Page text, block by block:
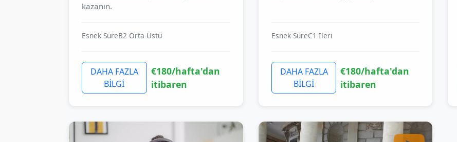
kazanın.
Esnek SüreB2 Orta-Üstü
DAHA FAZLA
BİLGİ
€180/hafta'dan
itibaren
Esnek SüreC1 İleri
DAHA FAZLA
BİLGİ
€180/hafta'dan
itibaren